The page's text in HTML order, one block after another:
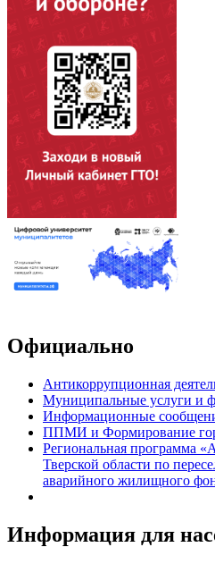
Официально
Антикоррупционная
Муниципальные услуги и
Информационные
ППМИ и Формирование
Региональная программа
Тверской области по
аварийного жилищного
Информация для